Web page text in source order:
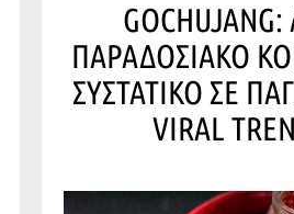
ΠΑΡΑΔΟΣΙΑΚΟ
ΣΥΣΤΑΤΙΚΟ ΣΕ
VIRAL